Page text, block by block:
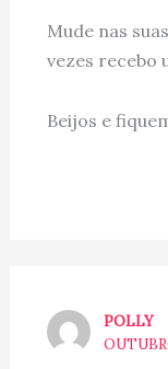
Mude nas
vezes recebo
Beijos e
POLLY